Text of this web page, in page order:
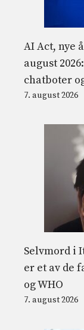
AI Act, nye
august
chatboter
7. august 2026
Selvmord i
er et av de
og WHO
7. august 2026